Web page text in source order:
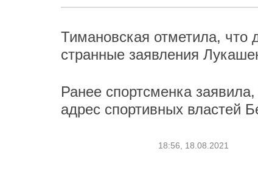
Тимановская отметила, что
странные заявления
Ранее спортсменка заявила,
адрес спортивных властей
18:56, 18.08.2021